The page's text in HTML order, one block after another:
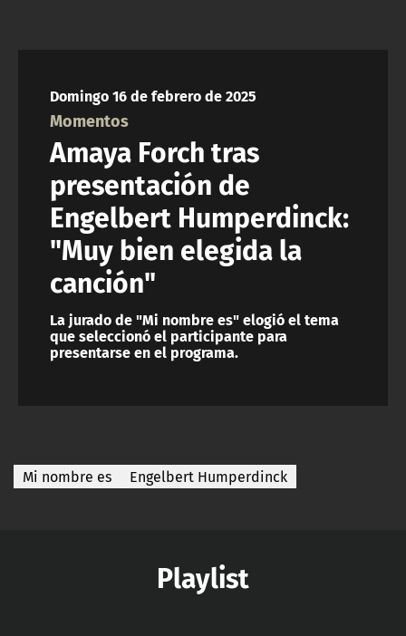
Domingo 16 de febrero de 2025
Momentos
Amaya Forch tras
presentación de
Engelbert Humperdinck:
"Muy bien elegida la
canción"
La jurado de "Mi nombre es" elogió el tema
que seleccionó el participante para
presentarse en el programa.
Mi nombre es Engelbert Humperdinck
Playlist